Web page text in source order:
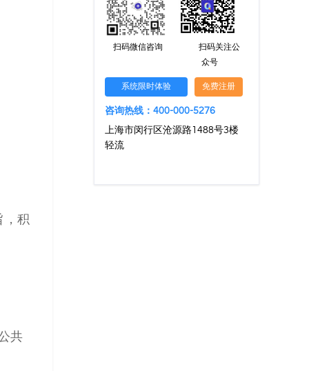
，积
共
扫码微信咨询
扫码关注公
众号
系统限时体验 免费注册
咨询热线：400-000-5276
上海市闵行区沧源路1488号3楼
轻流